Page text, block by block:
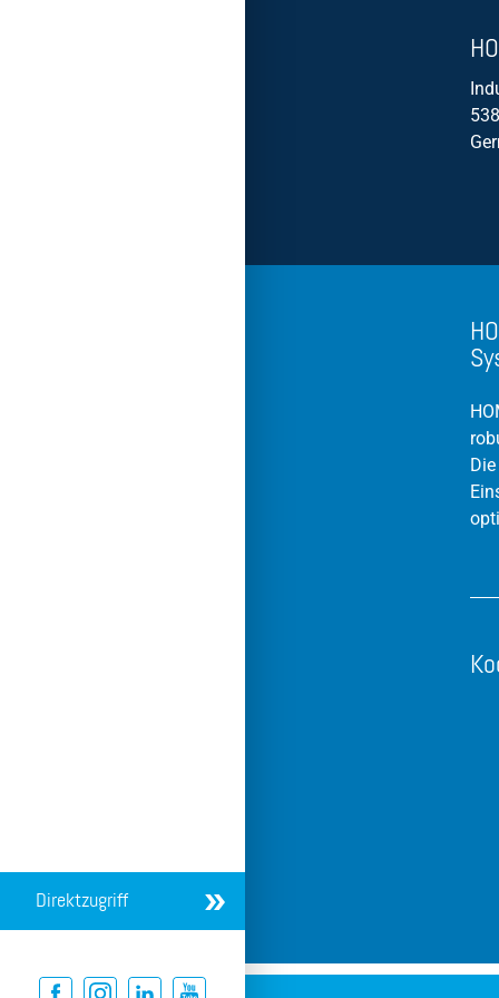
Direktzugriff